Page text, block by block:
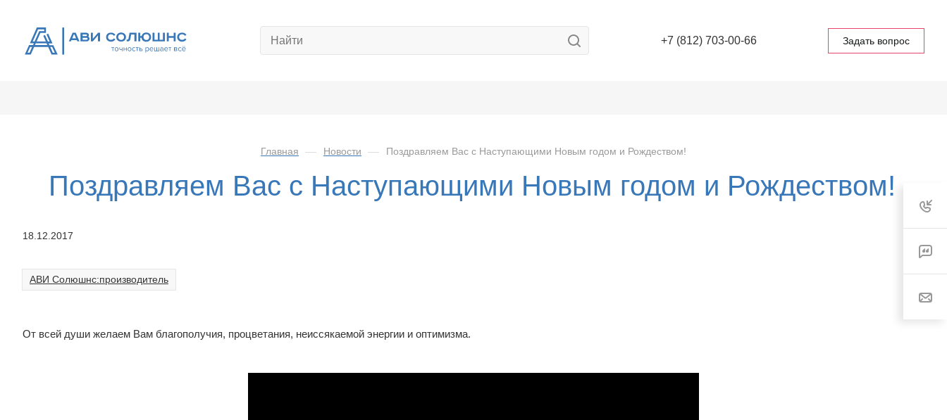
+7 (812) 703-00-66 Задать вопрос
Главная — Новости — Поздравляем Вас с Наступающими Новым годом и Рождеством!
Поздравляем Вас с Наступающими Новым годом и Рождеством!
18.12.2017
АВИ Солюшнс:производитель
От всей души желаем Вам благополучия, процветания, неиссякаемой энергии и оптимизма.